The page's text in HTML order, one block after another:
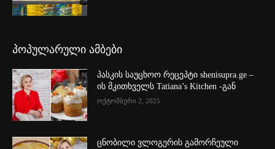
პოპულარული ამბები
პასკის საუცხოო რეცეპტი shenisupra.ge –
ის მკითხველს Tatiana’s Kitchen -გან
ოქტომბერი 2, 2025
ცნობილი ვლოგერის გამორჩეული